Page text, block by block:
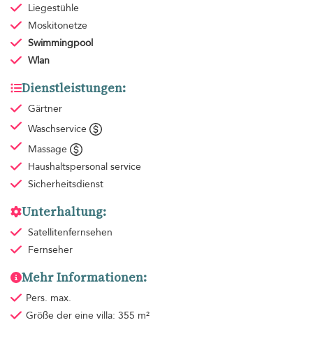
Liegestühle
Moskitonetze
Swimmingpool
Wlan
Dienstleistungen:
Gärtner
Waschservice
Massage
Haushaltspersonal service
Sicherheitsdienst
Unterhaltung:
Satellitenfernsehen
Fernseher
Mehr Informationen:
Pers. max.
Größe der eine villa: 355 m²